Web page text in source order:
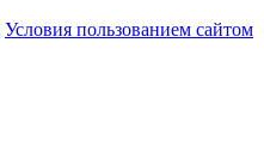
Условия пользованием сайтом